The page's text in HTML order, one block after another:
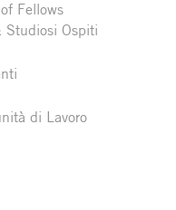
Fellows
Studiosi Ospiti
di Lavoro